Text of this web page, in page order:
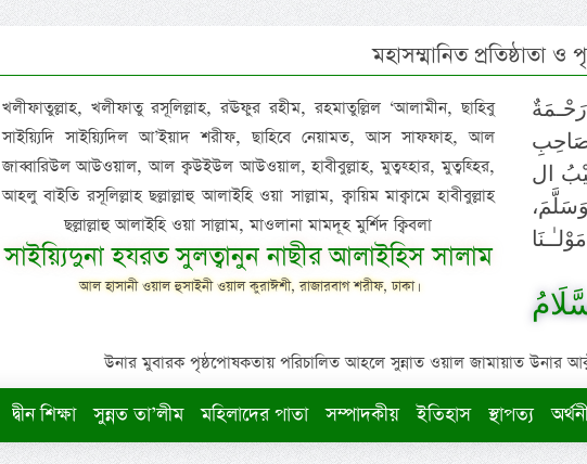
মহাসম্মানিত প্রতিষ্ঠাতা ও
খলীফাতুল্লাহ, খলীফাতু রসূলিল্লাহ, রঊফুর রহীম, রহমাতুল্লিল ‘আলামীন, ছাহিবু
সাইয়্যিদি সাইয়্যিদিল আ’ইয়াদ শরীফ, ছাহিবে নেয়ামত, আস সাফফাহ, আল
জাব্বারিউল আউওয়াল, আল ক্বউইউল আউওয়াল, হাবীবুল্লাহ, মুত্বহ্হার, মুত্বহ্হির,
আহলু বাইতি রসূলিল্লাহ ছল্লাল্লাহু আলাইহি ওয়া সাল্লাম, ক্বায়িম মাক্বামে হাবীবুল্লাহ
ছল্লাল্লাহু আলাইহি ওয়া সাল্লাম, মাওলানা মামদূহ মুর্শিদ ক্বিবলা
সাইয়্যিদুনা হযরত সুলত্বানুন নাছীর আলাইহিস সালাম
আল হাসানী ওয়াল হুসাইনী ওয়াল কুরাঈশী, রাজারবাগ শরীফ, ঢাকা।
ال
উনার মুবারক পৃষ্ঠপোষকতায় পরিচালিত আহলে সুন্নাত ওয়াল জামায়াত উনার
দ্বীন শিক্ষা সুন্নত তা’লীম মহিলাদের পাতা সম্পাদকীয় ইতিহাস স্থাপত্য